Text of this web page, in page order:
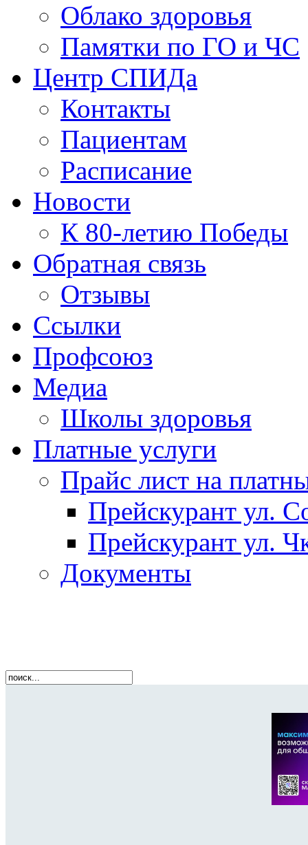
Облако здоровья
Памятки по ГО и ЧС
Центр СПИДа
Контакты
Пациентам
Расписание
Новости
К 80-летию Победы
Обратная связь
Отзывы
Ссылки
Профсоюз
Медиа
Школы здоровья
Платные услуги
Прайс лист на
Прейскурант ул.
Прейскурант ул.
Документы